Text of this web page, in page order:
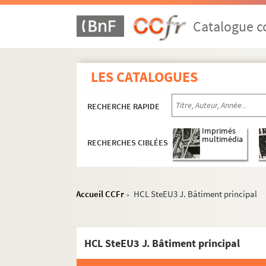
Catalogue
LES CATALOGUES
RECHERCHE RAPIDE
RECHERCHES CIBLÉES
Imprimés
multimédia
Accueil CCFr > HCL SteEU3 J. Bâtiment principal
HCL SteEU3 J. Bâtiment principal